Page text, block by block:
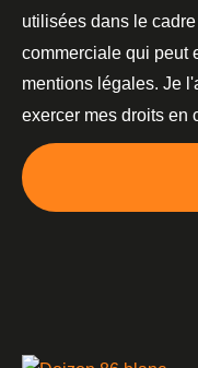
utilisées dans le
commerciale qui peut
mentions légales. Je
exercer mes droits en